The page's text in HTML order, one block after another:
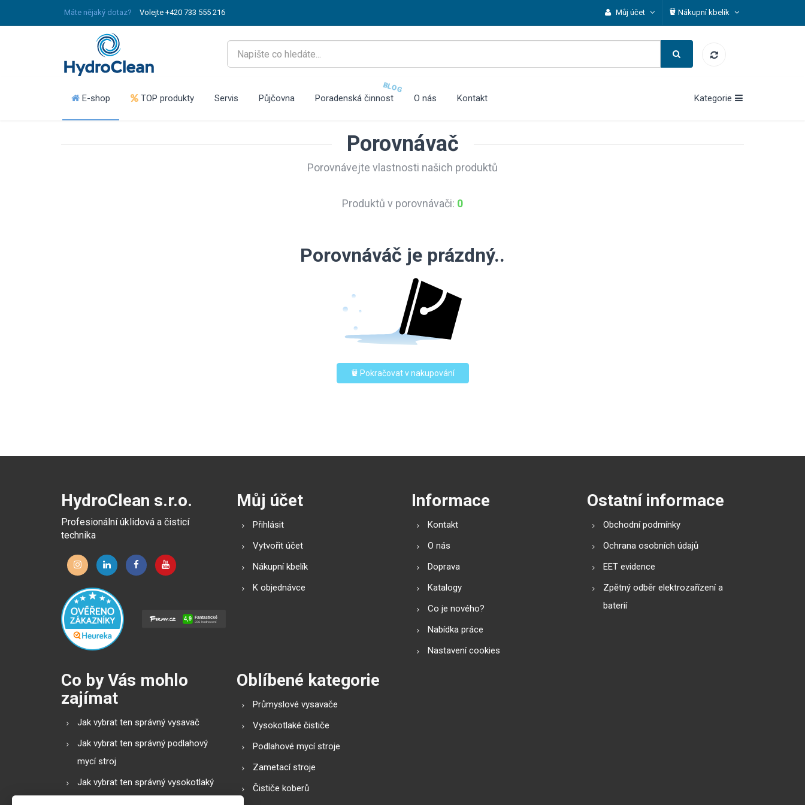
Máte nějaký dotaz? Volejte +420 733 555 216 Můj účet Nákupní kbelík
E-shop TOP produkty Servis Půjčovna Poradenská činnost
BLOG
O nás Kontakt Kategorie
Porovnávač
Porovnávejte vlastnosti našich produktů
Produktů v porovnávači: 0
Porovnáváč je prázdný..
Pokračovat v nakupování
HydroClean s.r.o.
Profesionální úklidová a čisticí
technika
Můj účet
Přihlásit
Vytvořit účet
Nákupní kbelík
K objednávce
Informace
Kontakt
O nás
Doprava
Katalogy
Co je nového?
Nabídka práce
Nastavení cookies
Ostatní informace
Obchodní podmínky
Ochrana osobních údajů
EET evidence
Zpětný odběr elektrozařízení a
baterií
Co by Vás mohlo
zajímat
Jak vybrat ten správný vysavač
Jak vybrat ten správný podlahový
mycí stroj
Jak vybrat ten správný vysokotlaký
Oblíbené kategorie
Průmyslové vysavače
Vysokotlaké čističe
Podlahové mycí stroje
Zametací stroje
Čističe koberů